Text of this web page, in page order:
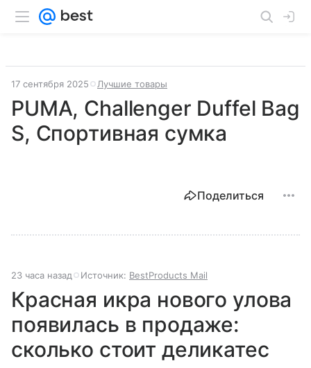
17 сентября 2025 Лучшие товары
PUMA, Challenger Duffel Bag
S, Спортивная сумка
Поделиться
23 часа назад Источник: BestProducts Mail
Красная икра нового улова
появилась в продаже:
сколько стоит деликатес